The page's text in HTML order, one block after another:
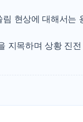
현상에 대해서는
지목하며 상황 진